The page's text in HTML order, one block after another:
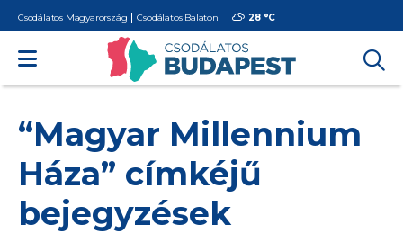
Csodálatos Magyarország Csodálatos Balaton 28 °C
“Magyar Millennium
Háza” címkéjű
bejegyzések